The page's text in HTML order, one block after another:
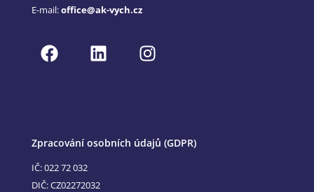
E-mail:office@ak-vych.cz
Zpracování osobních údajů (GDPR)
IČ: 022 72 032
DIČ: CZ02272032